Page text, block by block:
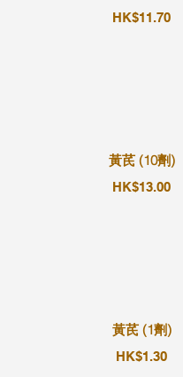
HK$11.70
黃芪 (10劑)
HK$13.00
黃芪 (1劑)
HK$1.30